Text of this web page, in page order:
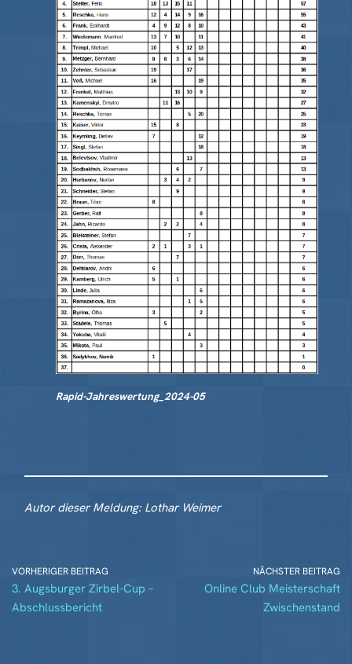
Rapid-Jahreswertung_2024-05
Autor dieser Meldung: Lothar Weimer
VORHERIGER BEITRAG
3. Augsburger Zirbel-Cup –
Abschlussbericht
NÄCHSTER BEITRAG
Online Club Meisterschaft
Zwischenstand